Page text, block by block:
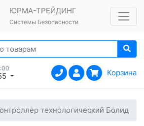
ЮРМА-ТРЕЙДИНГ
Системы Безопасности
Корзина
технологический Болид